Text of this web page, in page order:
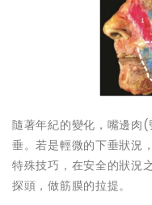
隨著年紀的變化，嘴邊肉
垂。若是輕微的下垂狀況
特殊技巧，在安全的狀況
探頭，做筋膜的拉提。